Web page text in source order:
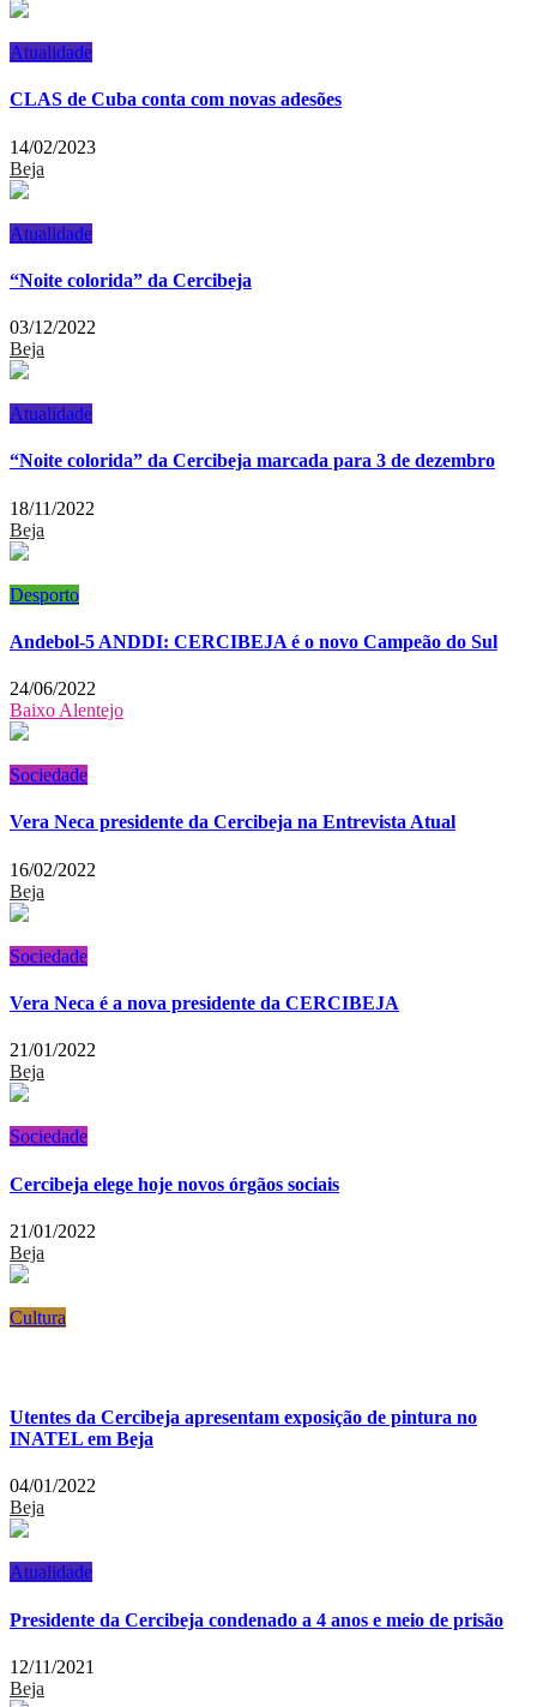
Atualidade
CLAS de Cuba conta com novas adesões
14/02/2023
Beja
Atualidade
“Noite colorida” da Cercibeja
03/12/2022
Beja
Atualidade
“Noite colorida” da Cercibeja marcada para 3 de dezembro
18/11/2022
Beja
Desporto
Andebol-5 ANDDI: CERCIBEJA é o novo Campeão do Sul
24/06/2022
Baixo Alentejo
Sociedade
Vera Neca presidente da Cercibeja na Entrevista Atual
16/02/2022
Beja
Sociedade
Vera Neca é a nova presidente da CERCIBEJA
21/01/2022
Beja
Sociedade
Cercibeja elege hoje novos órgãos sociais
21/01/2022
Beja
Cultura
Utentes da Cercibeja apresentam exposição de pintura no
INATEL em Beja
04/01/2022
Beja
Atualidade
Presidente da Cercibeja condenado a 4 anos e meio de prisão
12/11/2021
Beja